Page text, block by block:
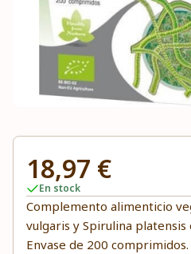
18,97 €
En stock
Complemento alimenticio
vulgaris y Spirulina platensis
Envase de 200